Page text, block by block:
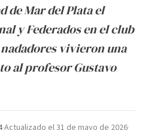
de Mar del Plata el
y Federados en el club
vivieron una
al profesor Gustavo
·Actualizado el31 de mayo de 2026·